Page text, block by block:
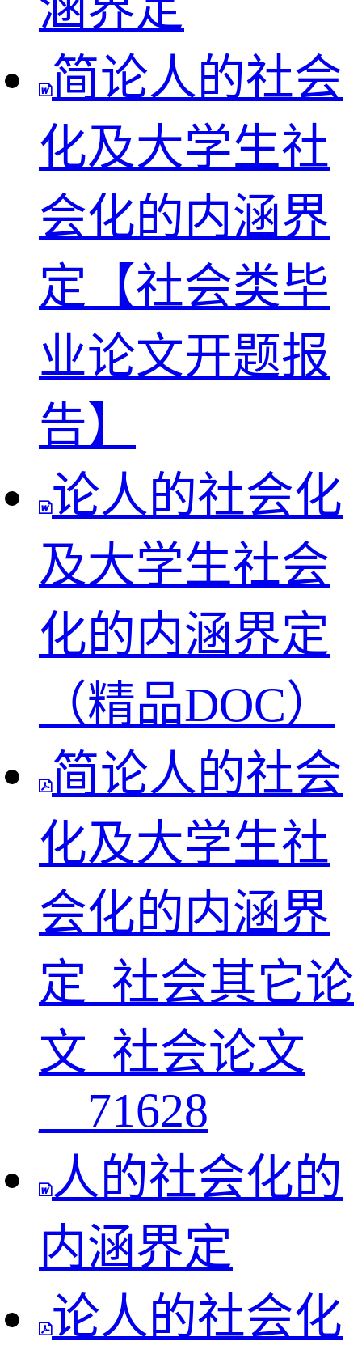
简论人的社会
化及大学生社
会化的内涵界
定【社会类毕
业论文开题报
告】
论人的社会化
及大学生社会
化的内涵界定
（精品DOC）
简论人的社会
化及大学生社
会化的内涵界
定_社会其它论
文_社会论文
__71628
人的社会化的
内涵界定
论人的社会化